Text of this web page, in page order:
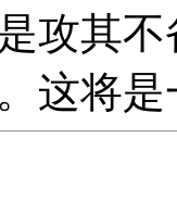
攻其
这将